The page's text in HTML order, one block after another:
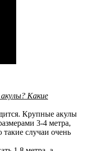
Какие
Крупные акулы
3-4 метра,
случаи очень